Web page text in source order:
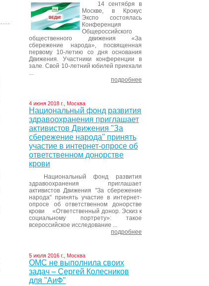
14 сентября в
Москве, в Крокус
Экспо состоялась
Конференция
Общероссийского
общественного движения «За
сбережение народа», посвященная
первому 10-летию со дня основания
Движения. Участники конференции в
зале. Свой 10-летний юбилей приехали
...
подробнее
4 июня 2018 г., Москва
Национальный фонд развития
здравоохранения приглашает
активистов Движения "За
сбережение народа" принять
участие в интернет-опросе об
ответственном донорстве
крови
Национальный фонд развития
здравоохранения приглашает
активистов Движения "За сбережение
народа" принять участие в интернет-
опросе об ответственном донорстве
крови «Ответственный донор. Эскиз к
социальному портрету»: такое
всероссийское исследование ...
подробнее
5 июля 2016 г., Москва
ОМС не выполнила своих
задач – Сергей Колесников
для "АиФ"